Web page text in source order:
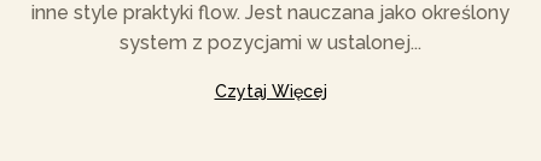
inne style praktyki flow. Jest nauczana jako określony
system z pozycjami w ustalonej...
Czytaj Więcej